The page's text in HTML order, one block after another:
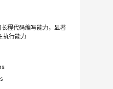
程代码编写能力，显著
执行能力